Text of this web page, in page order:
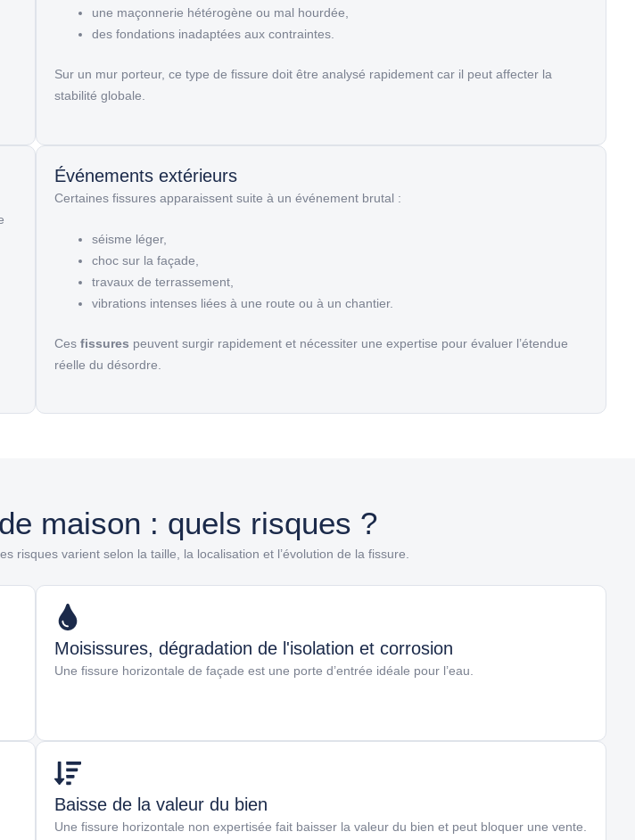
une maçonnerie hétérogène ou mal hourdée,
des fondations inadaptées aux contraintes.
Sur un mur porteur, ce type de fissure doit être analysé rapidement car il peut affecter la
stabilité globale.
Événements extérieurs
Certaines fissures apparaissent suite à un événement brutal :
séisme léger,
choc sur la façade,
travaux de terrassement,
vibrations intenses liées à une route ou à un chantier.
Ces fissures peuvent surgir rapidement et nécessiter une expertise pour évaluer l’étendue
réelle du désordre.
maison : quels risques ?
risques varient selon la taille, la localisation et l’évolution de la fissure.
Moisissures, dégradation de l'isolation et corrosion
Une fissure horizontale de façade est une porte d’entrée idéale pour l’eau.
Baisse de la valeur du bien
Une fissure horizontale non expertisée fait baisser la valeur du bien et peut bloquer une vente.